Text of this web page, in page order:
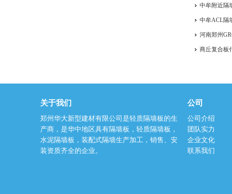
中牟附近隔
中牟ACL隔
河南郑州
商丘复合板
关于我们
郑州华大新型建材有限公司是轻质隔墙板的生
产商，是华中地区具有隔墙板，轻质隔墙板，
水泥隔墙板，装配式隔墙生产加工，销售、安
装资质齐全的企业。
公司
公司介绍
团队实力
企业文化
联系我们